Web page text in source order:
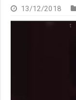
13/12/2018